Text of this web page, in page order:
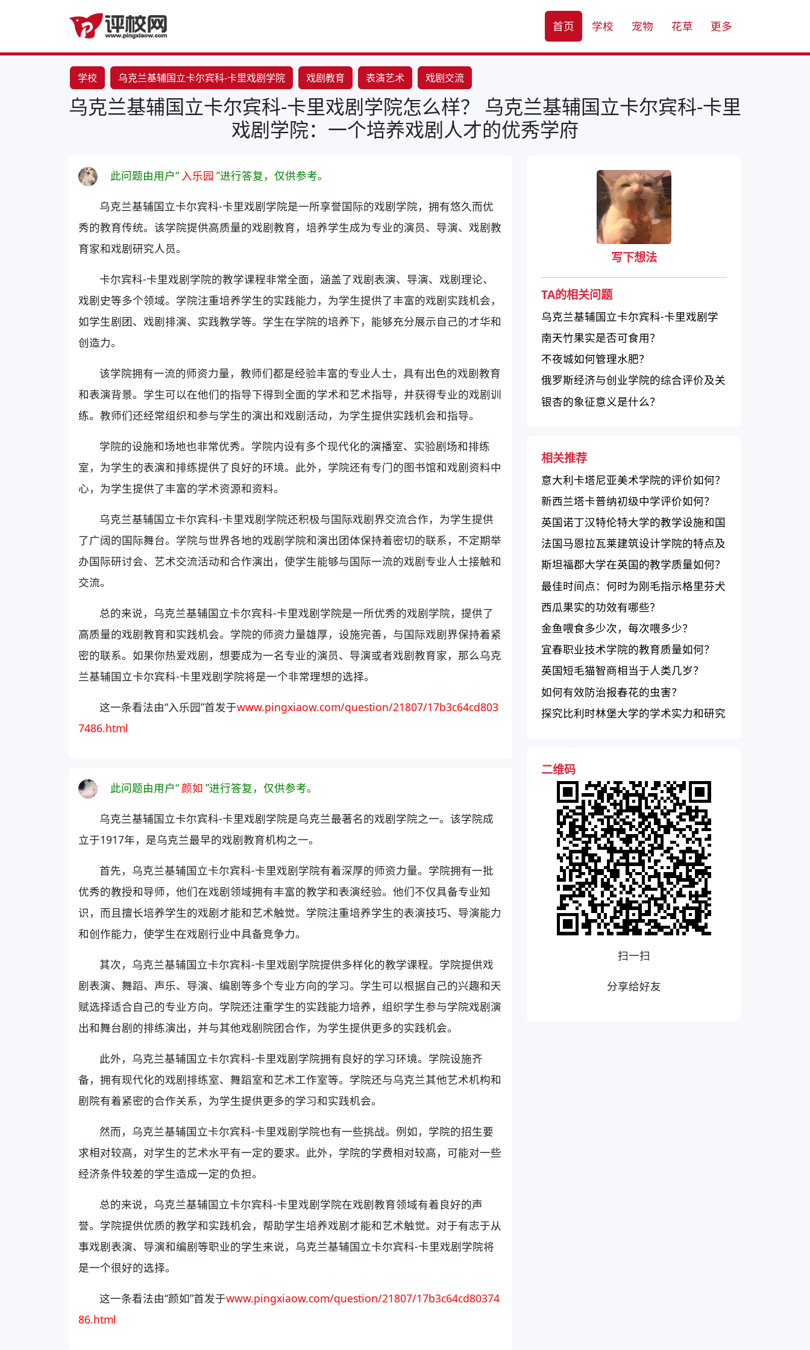
首页 学校 宠物 花草 更多
学校 乌克兰基辅国立卡尔宾科-卡里戏剧学院 戏剧教育 表演艺术 戏剧交流
乌克兰基辅国立卡尔宾科-卡里戏剧学院怎么样？ 乌克兰基辅国立卡尔宾科-卡里
戏剧学院：一个培养戏剧人才的优秀学府
此问题由用户“ 入乐园 ”进行答复，仅供参考。
乌克兰基辅国立卡尔宾科-卡里戏剧学院是一所享誉国际的戏剧学院，拥有悠久而优
秀的教育传统。该学院提供高质量的戏剧教育，培养学生成为专业的演员、导演、戏剧教
育家和戏剧研究人员。
卡尔宾科-卡里戏剧学院的教学课程非常全面，涵盖了戏剧表演、导演、戏剧理论、
戏剧史等多个领域。学院注重培养学生的实践能力，为学生提供了丰富的戏剧实践机会，
如学生剧团、戏剧排演、实践教学等。学生在学院的培养下，能够充分展示自己的才华和
创造力。
该学院拥有一流的师资力量，教师们都是经验丰富的专业人士，具有出色的戏剧教育
和表演背景。学生可以在他们的指导下得到全面的学术和艺术指导，并获得专业的戏剧训
练。教师们还经常组织和参与学生的演出和戏剧活动，为学生提供实践机会和指导。
学院的设施和场地也非常优秀。学院内设有多个现代化的演播室、实验剧场和排练
室，为学生的表演和排练提供了良好的环境。此外，学院还有专门的图书馆和戏剧资料中
心，为学生提供了丰富的学术资源和资料。
乌克兰基辅国立卡尔宾科-卡里戏剧学院还积极与国际戏剧界交流合作，为学生提供
了广阔的国际舞台。学院与世界各地的戏剧学院和演出团体保持着密切的联系，不定期举
办国际研讨会、艺术交流活动和合作演出，使学生能够与国际一流的戏剧专业人士接触和
交流。
总的来说，乌克兰基辅国立卡尔宾科-卡里戏剧学院是一所优秀的戏剧学院，提供了
高质量的戏剧教育和实践机会。学院的师资力量雄厚，设施完善，与国际戏剧界保持着紧
密的联系。如果你热爱戏剧，想要成为一名专业的演员、导演或者戏剧教育家，那么乌克
兰基辅国立卡尔宾科-卡里戏剧学院将是一个非常理想的选择。
这一条看法由“入乐园”首发于www.pingxiaow.com/question/21807/17b3c64cd803
7486.html
此问题由用户“ 颜如 ”进行答复，仅供参考。
乌克兰基辅国立卡尔宾科-卡里戏剧学院是乌克兰最著名的戏剧学院之一。该学院成
立于1917年，是乌克兰最早的戏剧教育机构之一。
首先，乌克兰基辅国立卡尔宾科-卡里戏剧学院有着深厚的师资力量。学院拥有一批
优秀的教授和导师，他们在戏剧领域拥有丰富的教学和表演经验。他们不仅具备专业知
识，而且擅长培养学生的戏剧才能和艺术触觉。学院注重培养学生的表演技巧、导演能力
和创作能力，使学生在戏剧行业中具备竞争力。
其次，乌克兰基辅国立卡尔宾科-卡里戏剧学院提供多样化的教学课程。学院提供戏
剧表演、舞蹈、声乐、导演、编剧等多个专业方向的学习。学生可以根据自己的兴趣和天
赋选择适合自己的专业方向。学院还注重学生的实践能力培养，组织学生参与学院戏剧演
出和舞台剧的排练演出，并与其他戏剧院团合作，为学生提供更多的实践机会。
此外，乌克兰基辅国立卡尔宾科-卡里戏剧学院拥有良好的学习环境。学院设施齐
备，拥有现代化的戏剧排练室、舞蹈室和艺术工作室等。学院还与乌克兰其他艺术机构和
剧院有着紧密的合作关系，为学生提供更多的学习和实践机会。
然而，乌克兰基辅国立卡尔宾科-卡里戏剧学院也有一些挑战。例如，学院的招生要
求相对较高，对学生的艺术水平有一定的要求。此外，学院的学费相对较高，可能对一些
经济条件较差的学生造成一定的负担。
总的来说，乌克兰基辅国立卡尔宾科-卡里戏剧学院在戏剧教育领域有着良好的声
誉。学院提供优质的教学和实践机会，帮助学生培养戏剧才能和艺术触觉。对于有志于从
事戏剧表演、导演和编剧等职业的学生来说，乌克兰基辅国立卡尔宾科-卡里戏剧学院将
是一个很好的选择。
这一条看法由“颜如”首发于www.pingxiaow.com/question/21807/17b3c64cd80374
86.html
写下想法
TA的相关问题
乌克兰基辅国立卡尔宾科-卡里戏剧学
院：一个培养戏剧人才的优秀学府
南天竹果实是否可食用？
不夜城如何管理水肥？
俄罗斯经济与创业学院的综合评价及关
键特点
银杏的象征意义是什么？
相关推荐
意大利卡塔尼亚美术学院的评价如何？
新西兰塔卡普纳初级中学评价如何？
英国诺丁汉特伦特大学的教学设施和国
际化学术环境如何？
法国马恩拉瓦莱建筑设计学院的特点及
优势
斯坦福郡大学在英国的教学质量如何？
最佳时间点：何时为刚毛指示格里芬犬
绝育？
西瓜果实的功效有哪些？
金鱼喂食多少次，每次喂多少？
宜春职业技术学院的教育质量如何？
英国短毛猫智商相当于人类几岁？
如何有效防治报春花的虫害？
探究比利时林堡大学的学术实力和研究
二维码
扫一扫
分享给好友